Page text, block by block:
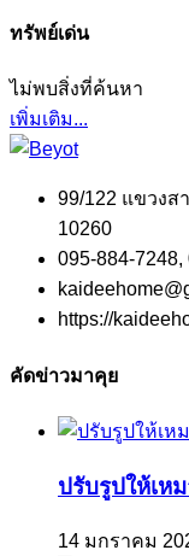
ทรัพย์เด่น
ไม่พบสิ่งที่ค้นหา
เพิ่มเติม...
99/122 แขวงส
10260
095-884-7248,
https://
คัดข่าวมาคุย
ปรับรูปให้เห
14 มกราคม